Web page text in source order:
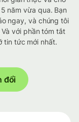
năm vừa qua. Bạn
ngay, và chúng tôi
với phần tóm tắt
tin tức mới nhất.
đổi